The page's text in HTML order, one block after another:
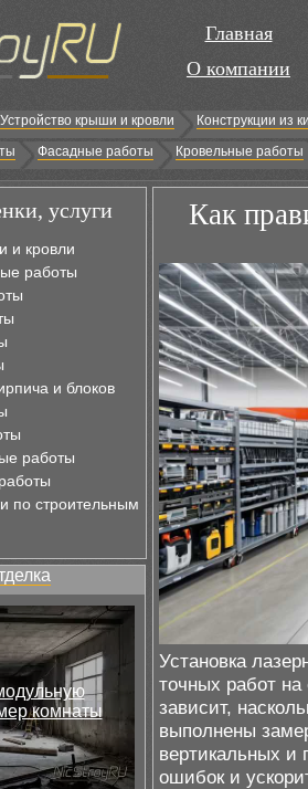
Главная
О компании
Устройство крыши и кровли
Конструкции из
Фасадные работы Кровельные работы
услуги
и кровли
работы
и блоков
работы
по строительным
комнаты
Как
Установка
точных работ
зависит,
выполнены
вертикальных и
ошибок и